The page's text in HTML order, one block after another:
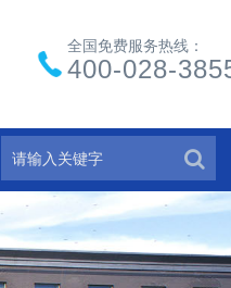
全国免费服务热线：
400-028-